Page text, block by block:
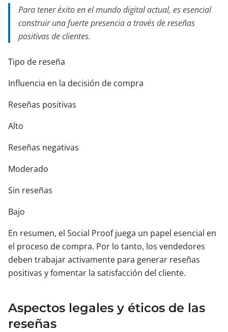
Para tener éxito en el mundo digital actual, es esencial
construir una fuerte presencia a través de reseñas
positivas de clientes.
Tipo de reseña
Influencia en la decisión de compra
Reseñas positivas
Alto
Reseñas negativas
Moderado
Sin reseñas
Bajo
En resumen, el Social Proof juega un papel esencial en
el proceso de compra. Por lo tanto, los vendedores
deben trabajar activamente para generar reseñas
positivas y fomentar la satisfacción del cliente.
Aspectos legales y éticos de las
reseñas